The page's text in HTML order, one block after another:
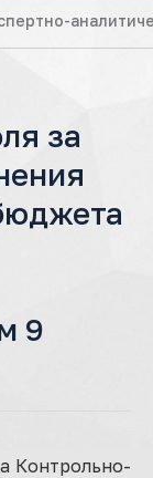
за
9
Контрольно-